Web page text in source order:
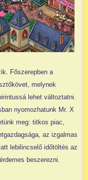
Főszerepben a
melynek
lehet változtatni.
nyomozhatunk Mr. X
meg: titkos piac,
az izgalmas
lebilincselő időtöltés az
beszerezni.